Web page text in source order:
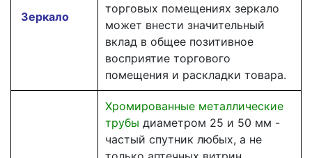
Зеркало
торговых помещениях зеркало
может внести значительный
вклад в общее позитивное
восприятие торгового
помещения и раскладки товара.
Хромированные металлические
трубы диаметром 25 и 50 мм -
частый спутник любых, а не